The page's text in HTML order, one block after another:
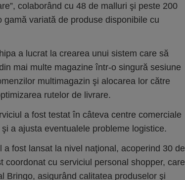
colaborând cu 48 de malluri şi peste 200
variată de produse disponibile cu
a lucrat la crearea unui sistem care să
mai multe magazine într-o singură sesiune
multimagazin şi alocarea lor către
rutelor de livrare.
a fost testat în câteva centre comerciale
a ajusta eventualele probleme logistice.
fost lansat la nivel naţional, acoperind 30 de
coordonat cu serviciul personal shopper, care
Bringo, asigurând calitatea produselor şi